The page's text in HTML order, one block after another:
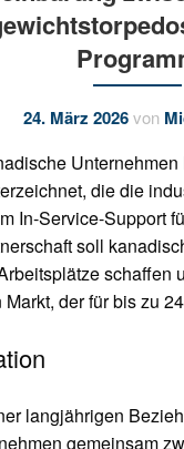
24. März 2026 von
die die
In-Service-Support
soll
schaffen
der für bis zu
langjährigen
gemeinsam